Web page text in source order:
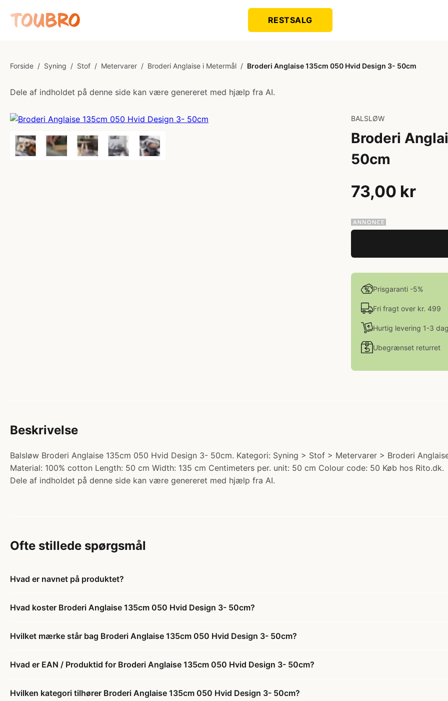
RESTSALG
Forside / Syning / Stof / Metervarer / Broderi Anglaise i Metermål / Broderi Anglaise 135cm 050 Hvid Design 3- 50cm
Dele af indholdet på denne side kan være genereret med hjælp fra AI.
BALSLØW
Broderi
50cm
73,00 kr
Prisgaranti -5%
Fri fragt over kr. 499
Hurtig levering 1-3
Ubegrænset returret
Beskrivelse
Balsløw Broderi Anglaise 135cm 050 Hvid Design 3- 50cm. Kategori: Syning > Stof > Metervarer > Broderi
Material: 100% cotton Length: 50 cm Width: 135 cm Centimeters per. unit: 50 cm Colour code: 50 Køb hos Rito.dk.
Dele af indholdet på denne side kan være genereret med hjælp fra AI.
Ofte stillede spørgsmål
Hvad er navnet på produktet?
Hvad koster Broderi Anglaise 135cm 050 Hvid Design 3- 50cm?
Hvilket mærke står bag Broderi Anglaise 135cm 050 Hvid Design 3- 50cm?
Hvad er EAN / Produktid for Broderi Anglaise 135cm 050 Hvid Design 3- 50cm?
Hvilken kategori tilhører Broderi Anglaise 135cm 050 Hvid Design 3- 50cm?